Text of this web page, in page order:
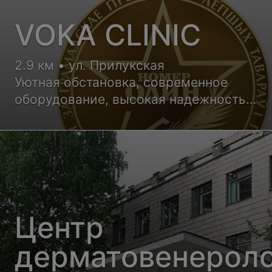
VOKA CLINIC
2.9 км • ул. Прилукская
Уютная обстановка, современное
оборудование, высокая надежность
хирургических и лазерных технологий
Центр